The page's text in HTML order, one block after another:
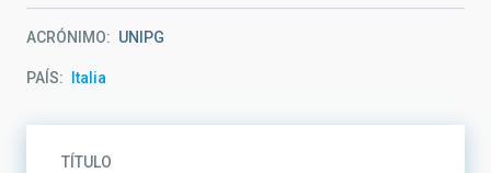
navegación
ACRÓNIMO UNIPG
PAÍS Italia
TÍTULO